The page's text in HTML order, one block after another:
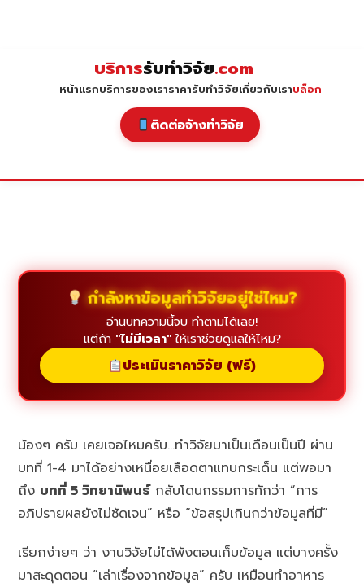
บริการรับทำวิจัย.com
หน้าแรกบริการของเราราคารับทำวิจัยเกี่ยวกับเราบล็อก
ติดต่อจ้างทำวิจัย
กำลังหาข้อมูลทำวิจัยอยู่ใช่ไหม?
อ่านบทความนี้จบ ทำตามได้เลย!
แต่ถ้า "ไม่มีเวลา"ให้เราช่วยดูแลให้ไหม?
ประเมินราคาวิจัย (ฟรี)
น้องๆ ครับ เคยเจอไหมครับ…ทำวิจัยมาเป็นเดือนเป็นปี ผ่าน
บทที่ 1-4 มาได้อย่างเหนื่อยเลือดตาแทบกระเด็น แต่พอมา
ถึง บทที่ 5 วิทยานิพนธ์กลับโดนกรรมการทักว่า “การ
อภิปรายผลยังไม่ชัดเจน” หรือ “ข้อสรุปเกินกว่าข้อมูลที่มี”
เรียกง่ายๆ ว่า งานวิจัยไม่ได้พังตอนเก็บข้อมูล แต่บางครั้ง
มาสะดุดตอน “เล่าเรื่องจากข้อมูล” ครับ เหมือนทำอาหาร